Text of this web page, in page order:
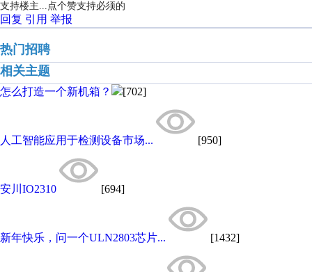
支持楼主...点个赞支持必须的
回复 引用 举报
热门招聘
相关主题
怎么打造一个新机箱？ [702]
人工智能应用于检测设备市场... [950]
安川IO2310 [694]
新年快乐，问一个ULN2803芯片... [1432]